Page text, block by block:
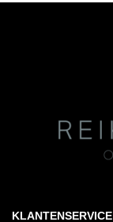
KLANTENSERVICE